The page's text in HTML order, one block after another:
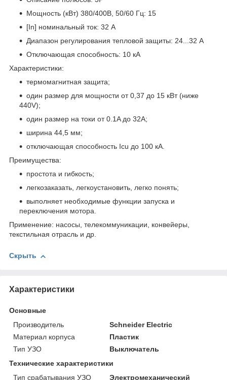
Мощность (кВт) 380/400В, 50/60 Гц: 15
[In] номинальный ток: 32 А
Диапазон регулирования тепловой защиты: 24...32 A
Отключающая способность: 10 кА
Характеристики:
термомагнитная защита;
один размер для мощности от 0,37 до 15 кВт (ниже
440V);
один размер на токи от 0.1A до 32A;
ширина 44,5 мм;
отключающая способность Icu до 100 кА.
Преимущества:
простота и гибкость;
легкозаказать, легкоустановить, легко понять;
выполняет необходимые функции запуска и
переключения мотора.
Применение: насосы, телекоммуникации, конвейеры,
текстильная отрасль и др.
Скрыть
Характеристики
Основные
Производитель
Schneider Electric
Материал корпуса
Пластик
Тип УЗО
Выключатель
Технические характеристики
Тип срабатывания УЗО
Электромеханический